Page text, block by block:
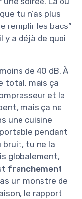
tu n’as plus
remplir les bacs”
y a déjà de quoi
de 40 dB. À
total, mais ça
et le
mais ça ne
une cuisine
pendant
bruit, tu ne la
globalement,
franchement
un monstre de
le rapport